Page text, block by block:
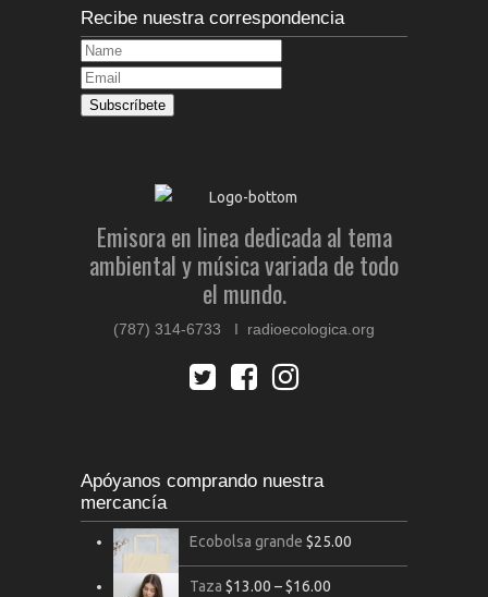
Recibe nuestra correspondencia
Emisora en linea dedicada al tema
ambiental y música variada de todo
el mundo.
(787) 314-6733 I radioecologica.org
Apóyanos comprando nuestra
mercancía
Ecobolsa grande $25.00
Taza $13.00 –$16.00